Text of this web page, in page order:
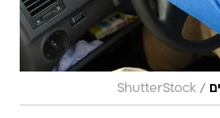
/
ShutterStock